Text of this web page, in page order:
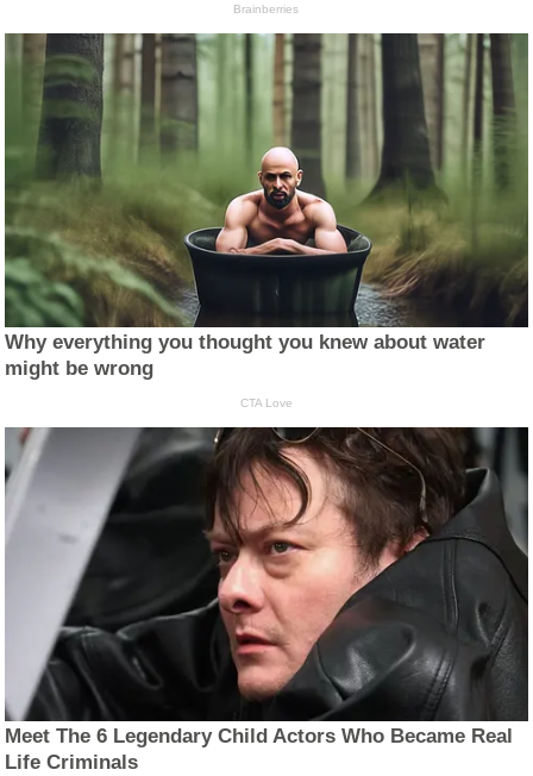
Brainberries
Why everything you thought you knew about water
might be wrong
CTA Love
Meet The 6 Legendary Child Actors Who Became Real
Life Criminals